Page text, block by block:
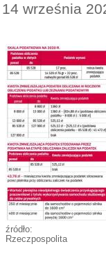
14 września
źródło:
Rzeczpospolita